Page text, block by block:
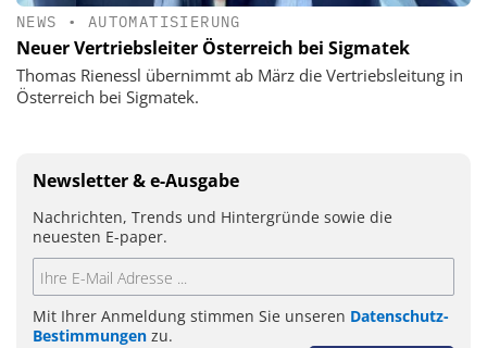
NEWS • AUTOMATISIERUNG
Neuer Vertriebsleiter Österreich bei Sigmatek
Thomas Rienessl übernimmt ab März die Vertriebsleitung in
Österreich bei Sigmatek.
Newsletter & e-Ausgabe
Nachrichten, Trends und Hintergründe sowie die
neuesten E-paper.
Mit Ihrer Anmeldung stimmen Sie unseren Datenschutz-
Bestimmungen zu.